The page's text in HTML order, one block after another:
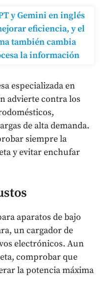
y Gemini en inglés
eficiencia, y el
también cambia
la información
especializada en
advierte contra los
de alta demanda.
siempre la
y evitar enchufar
aparatos de bajo
un cargador de
electrónicos. Aun
comprobar que
la potencia máxima